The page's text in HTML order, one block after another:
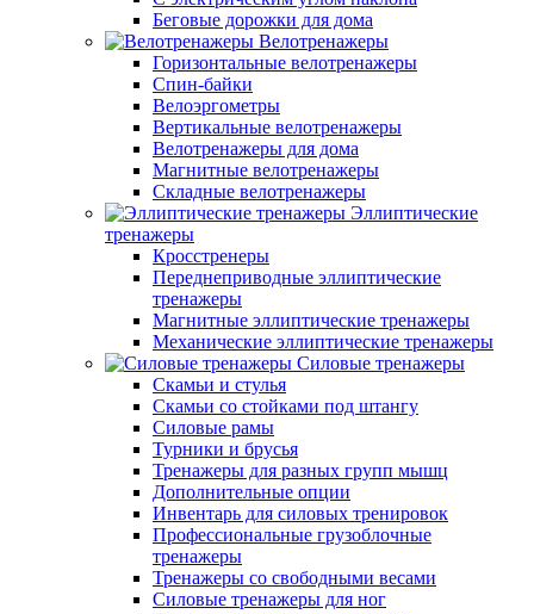
Беговые дорожки для дома
Велотренажеры
Горизонтальные велотренажеры
Спин-байки
Велоэргометры
Вертикальные велотренажеры
Велотренажеры для дома
Магнитные велотренажеры
Складные велотренажеры
Эллиптические
тренажеры
Кросстренеры
Переднеприводные эллиптические
тренажеры
Магнитные эллиптические тренажеры
Механические эллиптические тренажеры
Силовые тренажеры
Скамьи и стулья
Скамьи со стойками под штангу
Силовые рамы
Турники и брусья
Тренажеры для разных групп мышц
Дополнительные опции
Инвентарь для силовых тренировок
Профессиональные грузоблочные
тренажеры
Тренажеры со свободными весами
Силовые тренажеры для ног